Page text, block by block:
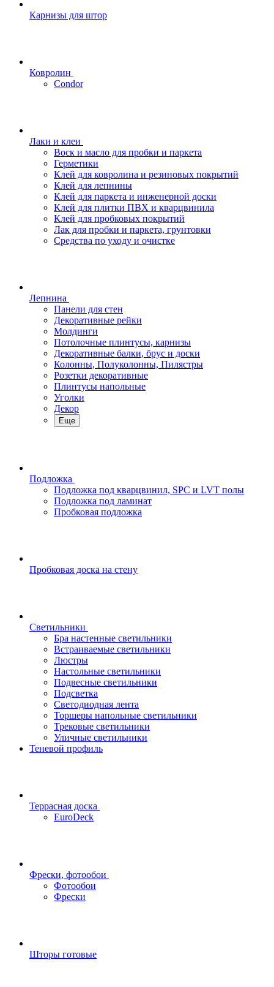
Карнизы для штор
Ковролин
Condor
Лаки и клеи
Воск и масло для пробки и паркета
Герметики
Клей для ковролина и резиновых покрытий
Клей для лепнины
Клей для паркета и инженерной доски
Клей для плитки ПВХ и кварцвинила
Клей для пробковых покрытий
Лак для пробки и паркета, грунтовки
Средства по уходу и очистке
Лепнина
Панели для стен
Декоративные рейки
Молдинги
Потолочные плинтусы, карнизы
Декоративные балки, брус и доски
Колонны, Полуколонны, Пилястры
Розетки декоративные
Плинтусы напольные
Уголки
Декор
Еще
Подложка
Подложка под кварцвинил, SPC и LVT полы
Подложка под ламинат
Пробковая подложка
Пробковая доска на стену
Светильники
Бра настенные светильники
Встраиваемые светильники
Люстры
Настольные светильники
Подвесные светильники
Подсветка
Светодиодная лента
Торшеры напольные светильники
Трековые светильники
Уличные светильники
Теневой профиль
Террасная доска
EuroDeck
Фрески, фотообои
Фотообои
Фрески
Шторы готовые